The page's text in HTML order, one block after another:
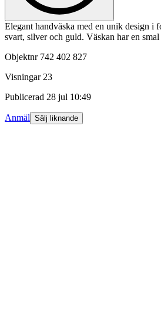
Elegant handväska med en unik design i
svart, silver och guld. Väskan har en
Objektnr 742 402 827
Visningar 23
Publicerad 28 jul 10:49
Anmäl Sälj liknande